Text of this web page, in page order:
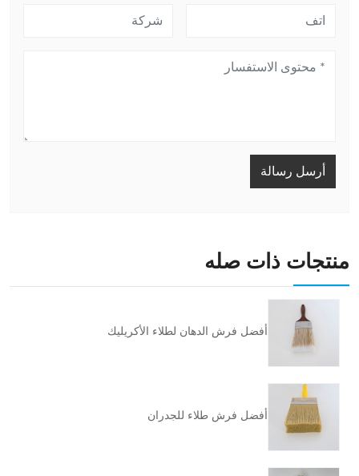
أرسل رسالة
منتجات ذات صله
أفضل فرش الدهان لطلاء الأكريليك
أفضل فرش طلاء للجدران